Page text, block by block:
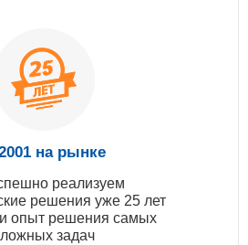
на рынке
реализуем
решения уже 25 лет
опыт решения самых
задач